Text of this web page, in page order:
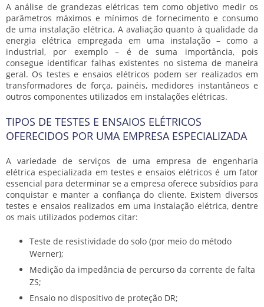
A análise de grandezas elétricas tem como objetivo medir os
parâmetros máximos e mínimos de fornecimento e consumo
de uma instalação elétrica. A avaliação quanto à qualidade da
energia elétrica empregada em uma instalação – como a
industrial, por exemplo – é de suma importância, pois
consegue identificar falhas existentes no sistema de maneira
geral. Os testes e ensaios elétricos podem ser realizados em
transformadores de força, painéis, medidores instantâneos e
outros componentes utilizados em instalações elétricas.
TIPOS DE TESTES E ENSAIOS ELÉTRICOS
OFERECIDOS POR UMA EMPRESA ESPECIALIZADA
A variedade de serviços de uma empresa de engenharia
elétrica especializada em testes e ensaios elétricos é um fator
essencial para determinar se a empresa oferece subsídios para
conquistar e manter a confiança do cliente. Existem diversos
testes e ensaios realizados em uma instalação elétrica, dentre
os mais utilizados podemos citar:
Teste de resistividade do solo (por meio do método
Werner);
Medição da impedância de percurso da corrente de falta
ZS;
Ensaio no dispositivo de proteção DR;